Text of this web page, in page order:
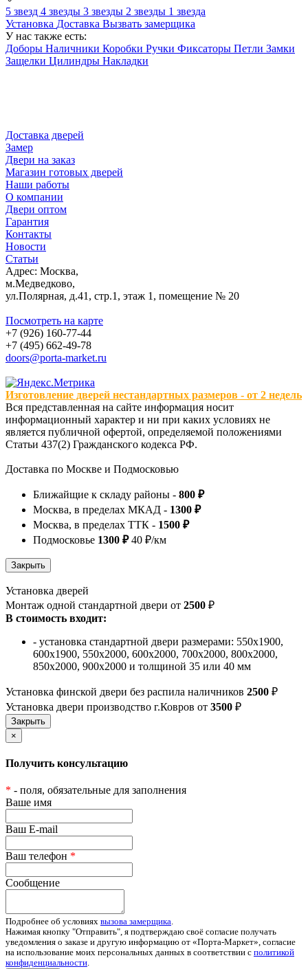
5 звезд 4 звезды 3 звезды 2 звезды 1 звезда
Установка Доставка Вызвать замерщика
У нас также есть:
Доборы Наличники Коробки Ручки Фиксаторы Петли Замки
Защелки Цилиндры Накладки
Доставка дверей
Замер
Двери на заказ
Магазин готовых дверей
Наши работы
О компании
Двери оптом
Гарантия
Контакты
Новости
Статьи
Адрес: Москва,
м.Медведково,
ул.Полярная, д.41, стр.1, этаж 1, помещение № 20
Посмотреть на карте
+7 (926) 160-77-44
+7 (495) 662-49-78
doors@porta-market.ru
Изготовление дверей нестандартных размеров - от 2 недель
Вся представленная на сайте информация носит
информационный характер и ни при каких условиях не
является публичной офертой, определяемой положениями
Статьи 437(2) Гражданского кодекса РФ.
Доставка по Москве и Подмосковью
Ближайщие к складу районы - 800 ₽
Москва, в пределах МКАД - 1300 ₽
Москва, в пределах ТТК - 1500 ₽
Подмосковье 1300 ₽40 ₽/км
Установка дверей
Монтаж одной стандартной двери от 2500 ₽
В стоимость входит:
- установка стандартной двери размерами: 550х1900,
600х1900, 550х2000, 600х2000, 700х2000, 800х2000,
850х2000, 900х2000 и толщиной 35 или 40 мм
Установка финской двери без распила наличников 2500 ₽
Установка двери производство г.Ковров от 3500 ₽
×
Получить консультацию
* - поля, обязательные для заполнения
Ваше имя
Ваш E-mail
Ваш телефон *
Сообщение
Подробнее об условиях вызова замерщика.
Нажимая кнопку "Отправить", я подтверждаю своё согласие получать
уведомления о заказе и другую информацию от «Порта-Маркет», согласие
на использование моих персональных данных в соответствии с политикой
конфиденциальности.